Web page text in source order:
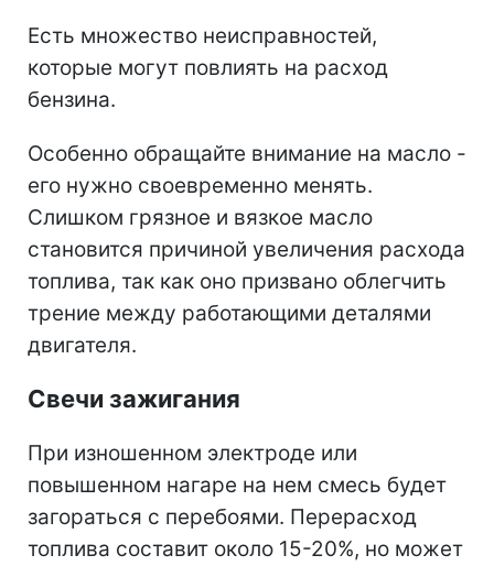
Есть множество неисправностей,
которые могут повлиять на расход
бензина.
Особенно обращайте внимание на масло -
его нужно своевременно менять.
Слишком грязное и вязкое масло
становится причиной увеличения расхода
топлива, так как оно призвано облегчить
трение между работающими деталями
двигателя.
Свечи зажигания
При изношенном электроде или
повышенном нагаре на нем смесь будет
загораться с перебоями. Перерасход
топлива составит около 15-20%, но может